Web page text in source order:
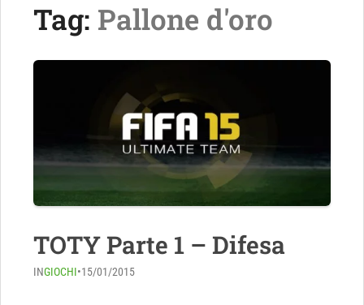
Tag: Pallone d'oro
TOTY Parte 1 – Difesa
INGIOCHI•15/01/2015